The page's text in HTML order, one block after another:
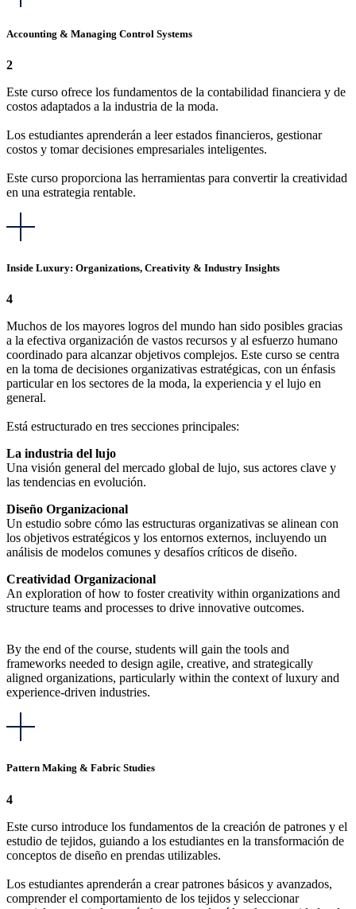
Accounting & Managing Control Systems
2
Este curso ofrece los fundamentos de la contabilidad financiera y de
costos adaptados a la industria de la moda.
Los estudiantes aprenderán a leer estados financieros, gestionar
costos y tomar decisiones empresariales inteligentes.
Este curso proporciona las herramientas para convertir la creatividad
en una estrategia rentable.
Inside Luxury: Organizations, Creativity & Industry Insights
4
Muchos de los mayores logros del mundo han sido posibles gracias
a la efectiva organización de vastos recursos y al esfuerzo humano
coordinado para alcanzar objetivos complejos. Este curso se centra
en la toma de decisiones organizativas estratégicas, con un énfasis
particular en los sectores de la moda, la experiencia y el lujo en
general.
Está estructurado en tres secciones principales:
La industria del lujo
Una visión general del mercado global de lujo, sus actores clave y
las tendencias en evolución.
Diseño Organizacional
Un estudio sobre cómo las estructuras organizativas se alinean con
los objetivos estratégicos y los entornos externos, incluyendo un
análisis de modelos comunes y desafíos críticos de diseño.
Creatividad Organizacional
An exploration of how to foster creativity within organizations and
structure teams and processes to drive innovative outcomes.
By the end of the course, students will gain the tools and
frameworks needed to design agile, creative, and strategically
aligned organizations, particularly within the context of luxury and
experience-driven industries.
Pattern Making & Fabric Studies
4
Este curso introduce los fundamentos de la creación de patrones y el
estudio de tejidos, guiando a los estudiantes en la transformación de
conceptos de diseño en prendas utilizables.
Los estudiantes aprenderán a crear patrones básicos y avanzados,
comprender el comportamiento de los tejidos y seleccionar